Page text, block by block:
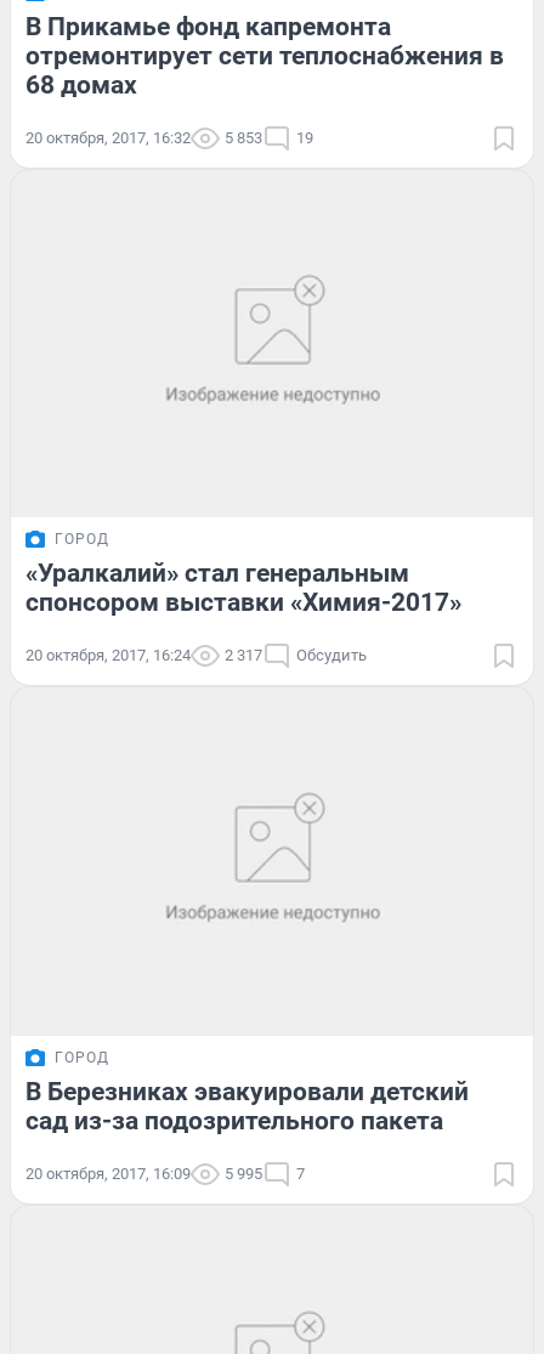
В Прикамье фонд капремонта
отремонтирует сети теплоснабжения в
68 домах
20 октября, 2017, 16:32 5 853 19
ГОРОД
«Уралкалий» стал генеральным
спонсором выставки «Химия-2017»
20 октября, 2017, 16:24 2 317 Обсудить
ГОРОД
В Березниках эвакуировали детский
сад из-за подозрительного пакета
20 октября, 2017, 16:09 5 995 7